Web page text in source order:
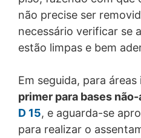
não precise ser
necessário verificar se
estão limpas e bem
Em seguida, para
primer para bases
D 15, e aguarda-se
para realizar o
Nesses casos, o tratamento
pelos terceiros em questão
leitura dos termos de uso,
cookies destes respectivos
Seus dados ficarão conosco
necessário para cumprir as
foram coletados, conforme o
artigo 15 da Lei 13.709/18
forma segura, dos nossos